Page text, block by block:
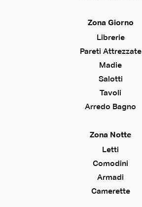
Zona Giorno
Librerie
Pareti Attrezzate
Madie
Salotti
Tavoli
Arredo Bagno
Zona Notte
Letti
Comodini
Armadi
Camerette